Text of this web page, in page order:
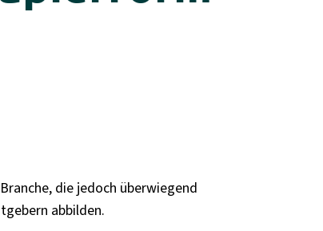
die jedoch überwiegend
abbilden.